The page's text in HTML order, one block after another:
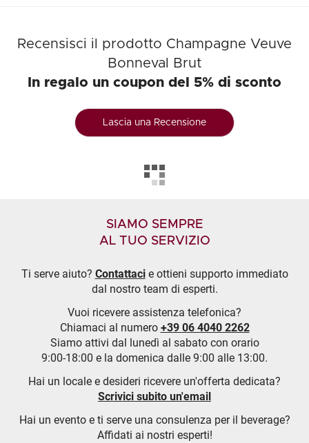
Recensisci il prodotto Champagne Veuve
Bonneval Brut
In regalo un coupon del 5% di sconto
Lascia una Recensione
SIAMO SEMPRE
AL TUO SERVIZIO
Ti serve aiuto? Contattacie ottieni supporto immediato
dal nostro team di esperti.
Vuoi ricevere assistenza telefonica?
Chiamaci al numero +39 06 4040 2262
Siamo attivi dal lunedì al sabato con orario
9:00-18:00 e la domenica dalle 9:00 alle 13:00.
Hai un locale e desideri ricevere un'offerta dedicata?
Scrivici subito un'email
Hai un evento e ti serve una consulenza per il beverage?
Affidati ai nostri esperti!